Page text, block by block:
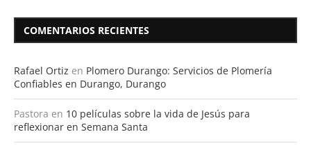
COMENTARIOS RECIENTES
Rafael Ortiz en Plomero Durango: Servicios de Plomería
Confiables en Durango, Durango
Pastora en 10 películas sobre la vida de Jesús para
reflexionar en Semana Santa